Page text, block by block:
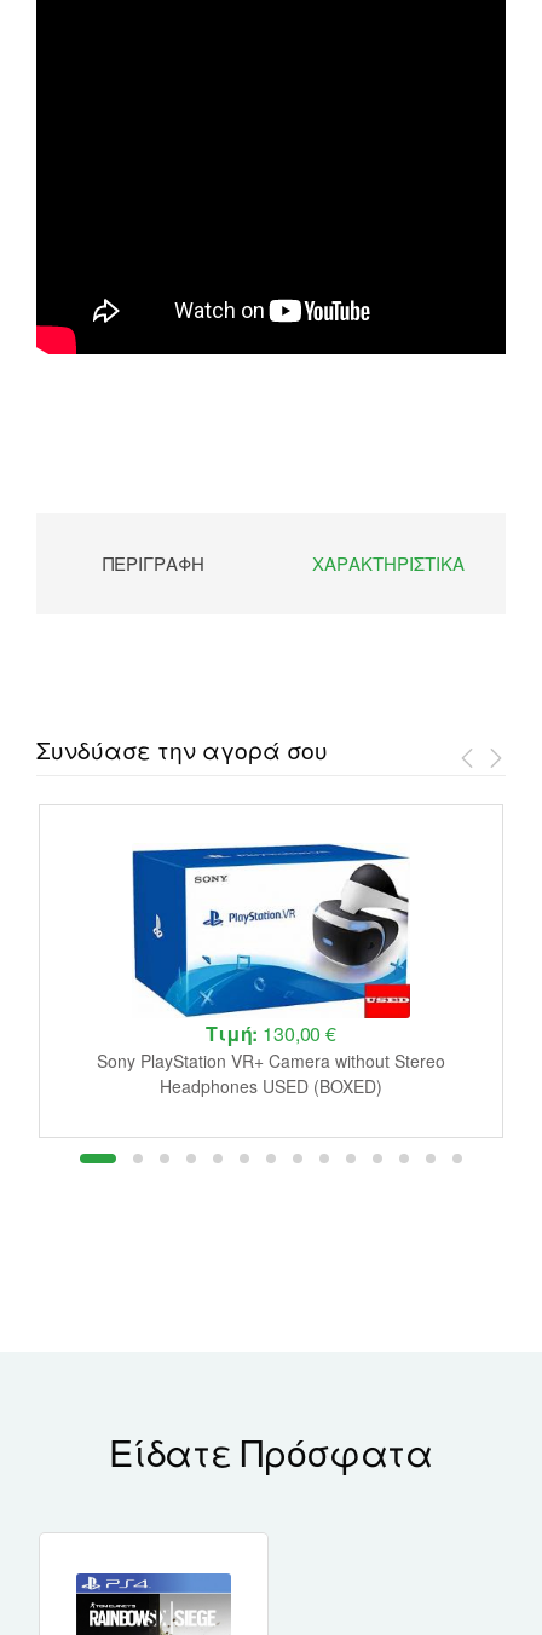
ΠΕΡΙΓΡΑΦΉ ΧΑΡΑΚΤΗΡΙΣΤΙΚΆ
Συνδύασε την αγορά σου
Τιμή: 130,00 €
Sony PlayStation VR+ Camera without Stereo
Headphones USED (BOXED)
Είδατε Πρόσφατα